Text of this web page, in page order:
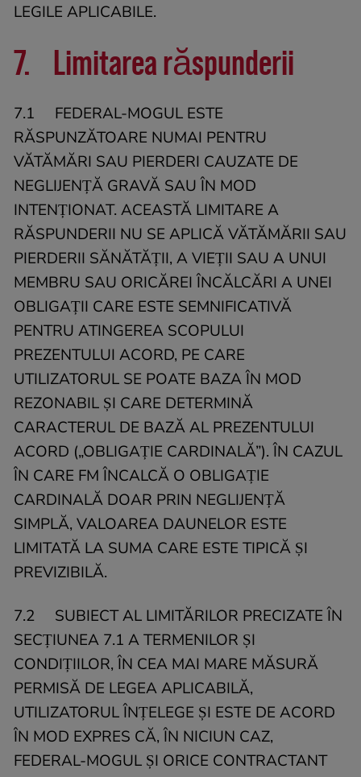
LEGILE APLICABILE.
7. Limitarea răspunderii
7.1 FEDERAL-MOGUL ESTE
RĂSPUNZĂTOARE NUMAI PENTRU
VĂTĂMĂRI SAU PIERDERI CAUZATE DE
NEGLIJENȚĂ GRAVĂ SAU ÎN MOD
INTENȚIONAT. ACEASTĂ LIMITARE A
RĂSPUNDERII NU SE APLICĂ VĂTĂMĂRII SAU
PIERDERII SĂNĂTĂȚII, A VIEȚII SAU A UNUI
MEMBRU SAU ORICĂREI ÎNCĂLCĂRI A UNEI
OBLIGAȚII CARE ESTE SEMNIFICATIVĂ
PENTRU ATINGEREA SCOPULUI
PREZENTULUI ACORD, PE CARE
UTILIZATORUL SE POATE BAZA ÎN MOD
REZONABIL ȘI CARE DETERMINĂ
CARACTERUL DE BAZĂ AL PREZENTULUI
ACORD („OBLIGAȚIE CARDINALĂ”). ÎN CAZUL
ÎN CARE FM ÎNCALCĂ O OBLIGAȚIE
CARDINALĂ DOAR PRIN NEGLIJENȚĂ
SIMPLĂ, VALOAREA DAUNELOR ESTE
LIMITATĂ LA SUMA CARE ESTE TIPICĂ ȘI
PREVIZIBILĂ.
7.2 SUBIECT AL LIMITĂRILOR PRECIZATE ÎN
SECȚIUNEA 7.1 A TERMENILOR ȘI
CONDIȚIILOR, ÎN CEA MAI MARE MĂSURĂ
PERMISĂ DE LEGEA APLICABILĂ,
UTILIZATORUL ÎNȚELEGE ȘI ESTE DE ACORD
ÎN MOD EXPRES CĂ, ÎN NICIUN CAZ,
FEDERAL-MOGUL ȘI ORICE CONTRACTANT